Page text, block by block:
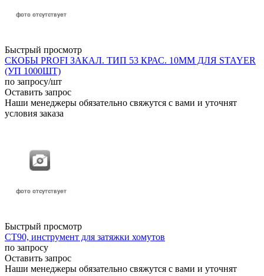
Быстрый просмотр
СКОБЫ PROFI ЗАКАЛ. ТИП 53 КРАС. 10ММ ДЛЯ STAYER
(УП 1000ШТ)
по запросу/шт
Оставить запрос
Наши менеджеры обязательно свяжутся с вами и уточнят
условия заказа
Быстрый просмотр
СТ90, инструмент для затяжки хомутов
по запросу
Оставить запрос
Наши менеджеры обязательно свяжутся с вами и уточнят